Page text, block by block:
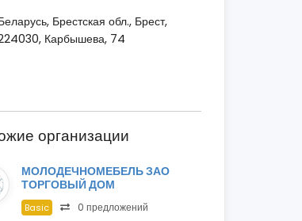
Брестская обл., Брест,
Карбышева, 74
организации
МОЛОДЕЧНОМЕБЕЛЬ ЗАО
ТОРГОВЫЙ ДОМ
Basic 0 предложений